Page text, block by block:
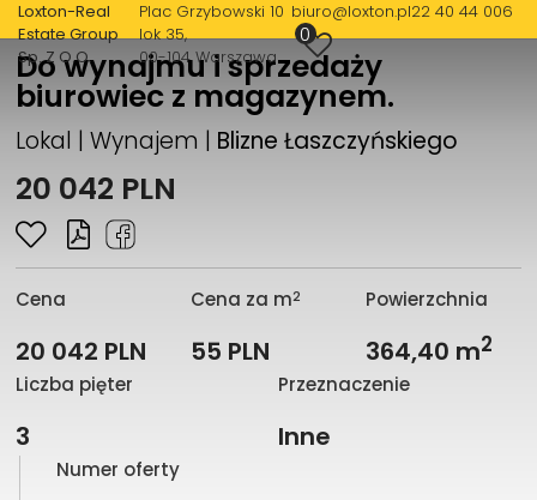
Loxton-Real
Estate Group
Sp. Z O.O.
Plac Grzybowski 10
lok 35
00-104 Warszawa
biuro@loxton.pl22 40 44 006
0
Do wynajmu i sprzedaży
biurowiec z magazynem.
Lokal | Wynajem | Blizne Łaszczyńskiego
20 042 PLN
Cena
20 042 PLN
Cena za m2
55 PLN
Powierzchnia
364,40 m2
Liczba pięter
3
Przeznaczenie
Inne
Numer oferty